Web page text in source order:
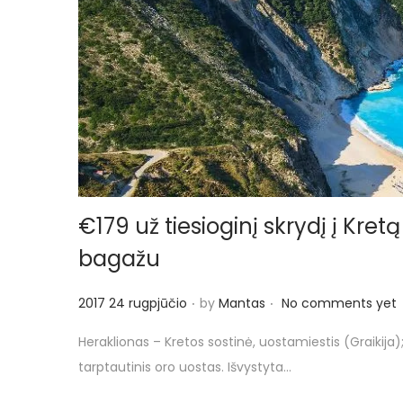
n
€179 už tiesioginį skrydį į
bagažu
P
s
t
2017 24 rugpjūčio . by Mantas . No comments yet
Heraklionas – Kretos sostinė, uostamiestis
tarptautinis oro uostas. Išvystyta…